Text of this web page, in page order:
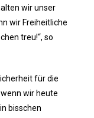
wir unser
wir Freiheitliche
treu!“, so
für die
wir heute
bisschen